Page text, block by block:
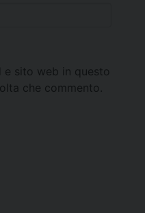
e sito web in questo
che commento.